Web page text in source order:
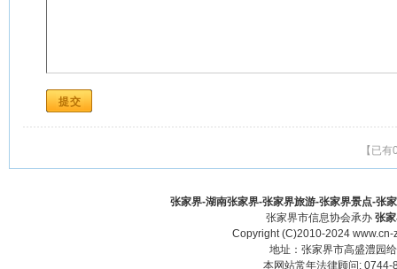
【已
张家界-湖南张家界-张家界旅游-张家界景点-张
张家界市信息协会承办 张
Copyright (C)2010-2024
地址：张家界市高盛澧园
本网站常年法律顾问: